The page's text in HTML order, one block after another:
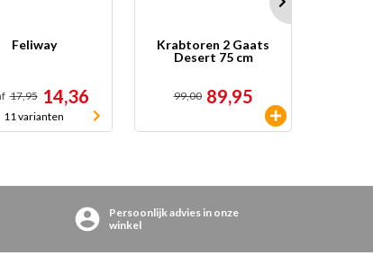
Feliway
17,95 14,36
11 varianten
Krabtoren 2 Gaats
Desert 75 cm
99,00 89,95
Persoonlijk advies in onze
winkel